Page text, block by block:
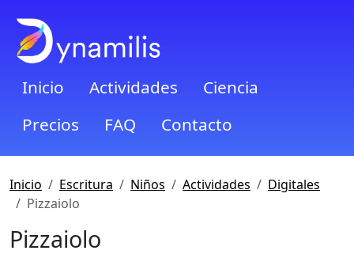
Inicio Actividades
Ciencia
Precios
FAQ Contacto
Inicio Escritura Niños Actividades
Digitales
Pizzaiolo
Pizzaiolo